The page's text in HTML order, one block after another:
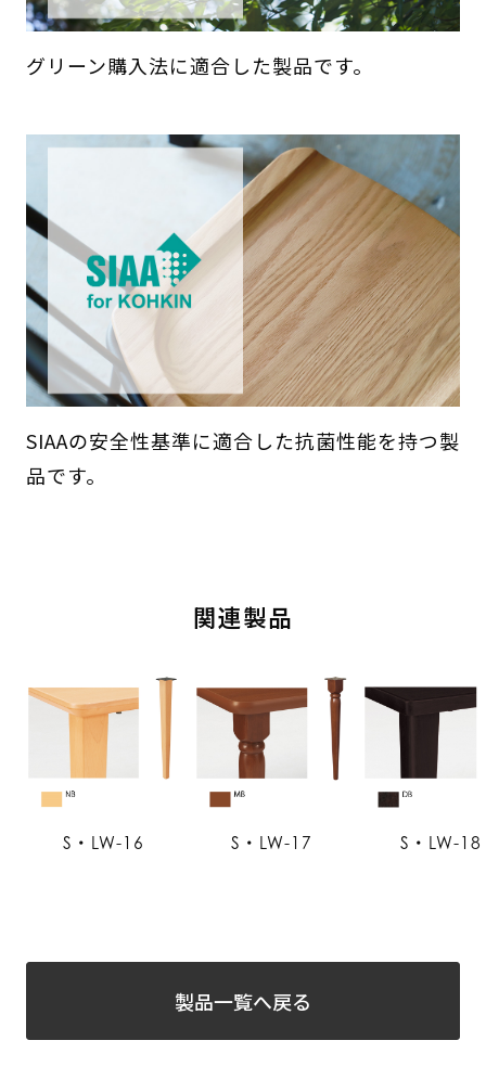
グリーン購入法に適合した製品です。
SIAAの安全性基準に適合した抗菌性能を持つ製
品です。
関連製品
S・LW-16 S・LW-17 S・LW-18
製品一覧へ戻る